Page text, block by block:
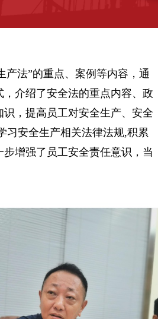
产法”的重点、案例等内容，通
介绍了安全法的重点内容、政
，提高员工对安全生产、安全
习安全生产相关法律法规,积累
增强了员工安全责任意识，当